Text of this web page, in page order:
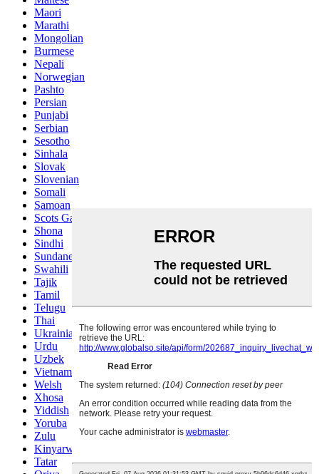
Maori
Marathi
Mongolian
Burmese
Nepali
Norwegian
Pashto
Persian
Punjabi
Serbian
Sesotho
Sinhala
Slovak
Slovenian
Somali
Samoan
Scots Gaelic
Shona
Sindhi
Sundanese
Swahili
Tajik
Tamil
Telugu
Thai
Ukrainian
Urdu
Uzbek
Vietnamese
Welsh
Xhosa
Yiddish
Yoruba
Zulu
Kinyarwanda
Tatar